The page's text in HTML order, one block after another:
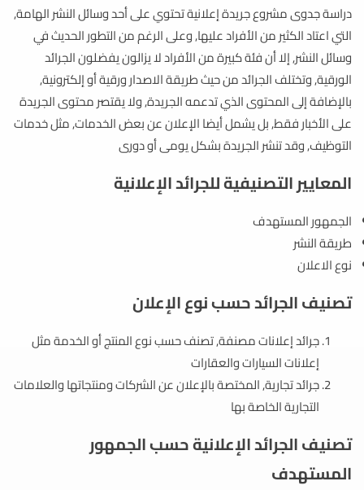
دراسة جدوى مشروع جريدة إعلانية تحتوي على أحد وسائل النشر الهامة,
التي اعتاد الكثير من الأفراد عليها, وعلى الرغم من التطور الحديث في
وسائل النشر, إلا أن فئة كبيرة من الأفراد لا يزالون يفضلون الجرائد
الورقية, وتختلف الجرائد من حيث طريقة الاصدار ورقية أو إلكترونية,
بالإضافة إلى المحتوى الذي تدعمه الجريدة, ولا يقتصر محتوى الجريدة
على الأخبار فقط, بل يشمل أيضا الإعلان عن بعض الخدمات, مثل خدمات
التوظيف, وقد تنشر الجريدة بشكل يومى أو دورى
المعايير التصنيفية للجرائد الإعلانية
الجمهور المستهدف
طريقة النشر
نوع الاعلان
تصنيف الجرائد حسب نوع الإعلان
جرائد إعلانات مصنفة, تصنف حسب نوع المنتج أو الخدمة مثل
إعلانات السيارات والعقارات
جرائد تجارية, المختصة بالإعلان عن الشركات ومنتجاتها والعلامات
التجارية الخاصة بها
تصنيف الجرائد الإعلانية حسب الجمهور
المستهدف